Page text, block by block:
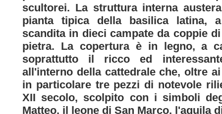
scultorei. La struttura interna
pianta tipica della basilica latina,
scandita in dieci campate da coppie
pietra. La copertura è in legno, a
soprattutto il ricco ed
all'interno della cattedrale che, oltre
in particolare tre pezzi di notevole
XII secolo, scolpito con i simboli
Matteo, il leone di San Marco, l'aquila